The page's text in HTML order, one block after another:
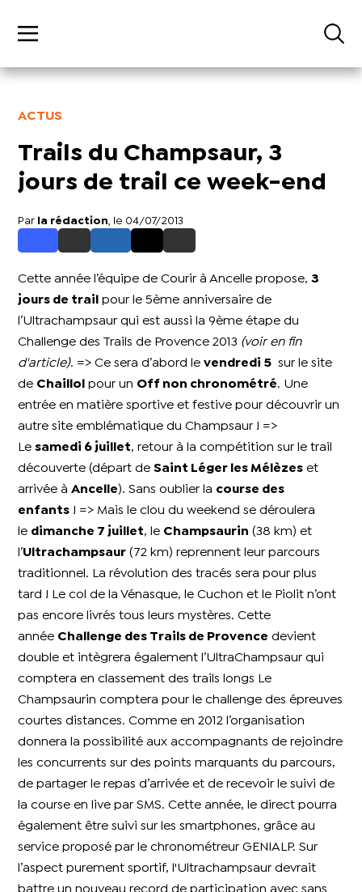
ACTUS
Trails du Champsaur, 3
jours de trail ce week-end
Par la rédaction , le 04/07/2013
Cette année l’équipe de Courir à Ancelle propose,3
jours de trail
pour le 5ème anniversaire de
l’Ultrachampsaur qui est aussi la 9ème étape du
Challenge des Trails de Provence 2013 (voir en fin
d'article). => Ce sera d’abord levendredi 5 sur le site
de Chaillol pour un Off non chronométré. Une
entrée en matière sportive et festive pour découvrir un
autre site emblématique du Champsaur ! =>
Lesamedi 6 juillet, retour à la compétition sur le trail
découverte (départ deSaint Léger les Mélèzes et
arrivée àAncelle ). Sans oublier la course des
enfants ! => Mais le clou du weekend se déroulera
le dimanche 7 juillet, le Champsaurin (38 km) et
l’Ultrachampsaur (72 km) reprennent leur parcours
traditionnel. La révolution des tracés sera pour plus
tard ! Le col de la Vénasque, le Cuchon et le Piolit n’ont
pas encore livrés tous leurs mystères. Cette
année Challenge des Trails de Provence devient
double et intègrera également l’UltraChampsaur qui
comptera en classement des trails longs Le
Champsaurin comptera pour le challenge des épreuves
courtes distances. Comme en 2012 l’organisation
donnera la possibilité aux accompagnants de rejoindre
les concurrents sur des points marquants du parcours,
de partager le repas d’arrivée et de recevoir le suivi de
la course en live par SMS. Cette année, le direct pourra
également être suivi sur les smartphones, grâce au
service proposé par le chronométreur GENIALP. Sur
l’aspect purement sportif, l'Ultrachampsaur devrait
battre un nouveau record de participation avec sans